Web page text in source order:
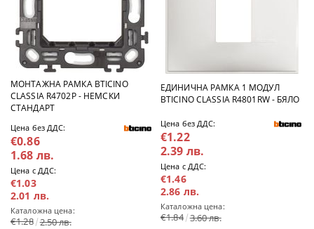
МОНТАЖНА РАМКА BTICINO
CLASSIA R4702P - НЕМСКИ
СТАНДАРТ
Цена без ДДС:
€0.86
1.68 лв.
Цена с ДДС:
€1.03
2.01 лв.
Каталожна цена:
€1.28 2.50 лв.
ЕДИНИЧНА РАМКА 1 МОДУЛ
BTICINO CLASSIA R4801RW - БЯЛО
Цена без ДДС:
€1.22
2.39 лв.
Цена с ДДС:
€1.46
2.86 лв.
Каталожна цена:
€1.84 3.60 лв.